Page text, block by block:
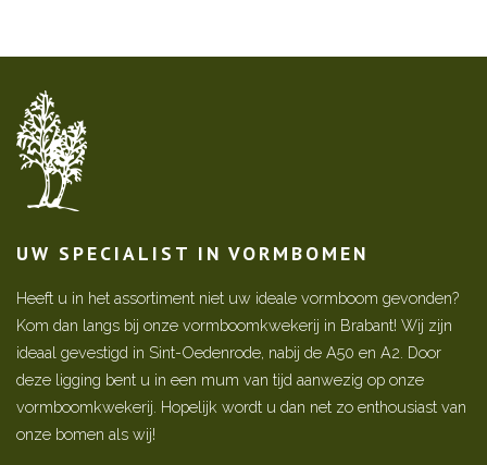
UW SPECIALIST IN VORMBOMEN
Heeft u in het assortiment niet uw ideale vormboom gevonden?
Kom dan langs bij onze vormboomkwekerij in Brabant! Wij zijn
ideaal gevestigd in Sint-Oedenrode, nabij de A50 en A2. Door
deze ligging bent u in een mum van tijd aanwezig op onze
vormboomkwekerij. Hopelijk wordt u dan net zo enthousiast van
onze bomen als wij!